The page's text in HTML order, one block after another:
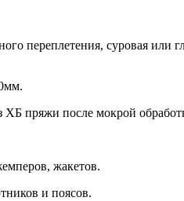
переплетения, суровая
пряжи после мокрой
жакетов.
и поясов.